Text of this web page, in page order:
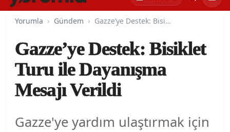
Yorumla Gündem Gazze’ye Destek: Bisiklet Turu ile Dayanışma Mesajı Verildi
Gazze’ye Destek: Bisiklet
Turu ile Dayanışma
Mesajı Verildi
Gazze'ye yardım ulaştırmak için